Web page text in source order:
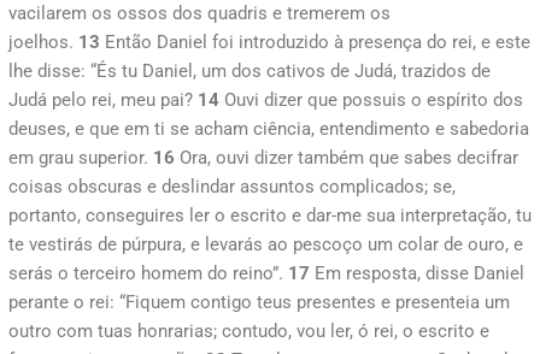
vacilarem os ossos dos quadris e tremerem os
joelhos. 13 Então Daniel foi introduzido à presença do rei, e este
lhe disse: “És tu Daniel, um dos cativos de Judá, trazidos de
Judá pelo rei, meu pai? 14 Ouvi dizer que possuis o espírito dos
deuses, e que em ti se acham ciência, entendimento e sabedoria
em grau superior. 16 Ora, ouvi dizer também que sabes decifrar
coisas obscuras e deslindar assuntos complicados; se,
portanto, conseguires ler o escrito e dar-me sua interpretação, tu
te vestirás de púrpura, e levarás ao pescoço um colar de ouro, e
serás o terceiro homem do reino”. 17 Em resposta, disse Daniel
perante o rei: “Fiquem contigo teus presentes e presenteia um
outro com tuas honrarias; contudo, vou ler, ó rei, o escrito e